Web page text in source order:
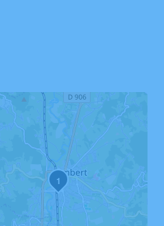
1